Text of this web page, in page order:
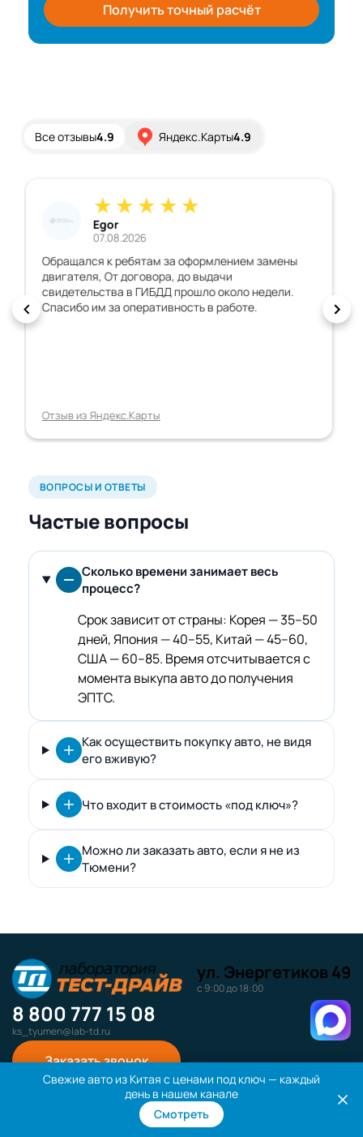
Получить точный расчёт
Все отзывы4.9 Яндекс.Карты4.9
Дмитрий
02.08.2026
Хорошая организация, всё грамотно обьяснили,
всегда на связи, документы быстро сделали,
машину с внесенными изменениями
зарегистрировали с первого раза. Спасибо, всем
Отзыв из Яндекс.Карты
ВОПРОСЫ И ОТВЕТЫ
Частые вопросы
Сколько времени занимает весь
процесс?
Срок зависит от страны: Корея — 35–50
дней, Япония — 40–55, Китай — 45–60,
США — 60–85. Время отсчитывается с
момента выкупаавтодо получения
ЭПТС.
Как осуществить покупку авто, не видя
его вживую?
Что входит в стоимость «под ключ»?
Можно ли заказать авто, если я не из
Тюмени?
Свежие авто из Китая с ценами под ключ — каждый
день в нашем канале
Смотреть
ул. Энергетиков 49
с 9:00 до 18:00
8 800 777 15 08
ks_tyumen@lab-td.ru
Заказать звонок